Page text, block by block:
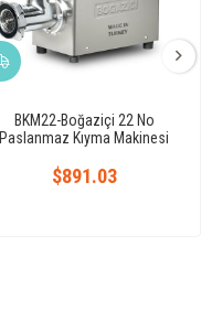
BKM22-Boğaziçi 22 No
Paslanmaz Kıyma Makinesi
$891.03